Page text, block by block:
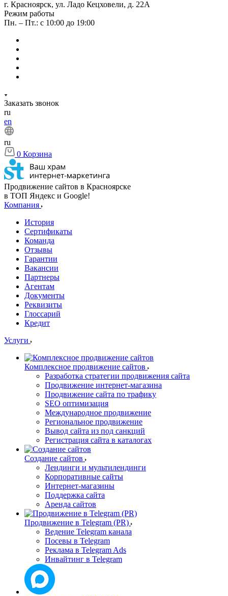
г. Красноярск, ул. Ладо Кецховели, д. 22А
Режим работы
Пн. – Пт.: с 10:00 до 19:00
Заказать звонок
ru
en
ru
0 Корзина
Продвижение сайтов в Красноярске
в ТОП Яндекс и Google!
Компания
История
Сертификаты
Команда
Отзывы
Гарантии
Вакансии
Партнеры
Агентам
Документы
Реквизиты
Глоссарий
Кредит
Услуги
Комплексное продвижение сайтов
Разработка стратегии продвижения сайта
Продвижение интернет-магазина
Продвижение сайта по трафику
SEO оптимизация
Международное продвижение
Региональное продвижение
Вывод сайта из под санкций
Регистрация сайта в каталогах
Создание сайтов
Лендинги и мультилендинги
Корпоративные сайты
Интернет-магазины
Поддержка сайта
Аренда сайтов
Продвижение в Telegram (PR)
Ведение Telegram канала
Посевы в Telegram
Реклама в Telegram Ads
Инвайтинг в Telegram